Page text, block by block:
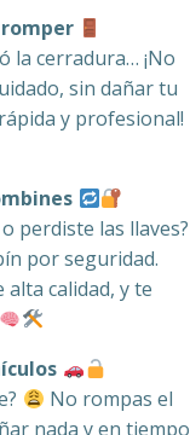
la cerradura… ¡No
sin dañar tu
y profesional!
perdiste las llaves?
por seguridad.
calidad, y te
No rompas el
nada y en tiempo